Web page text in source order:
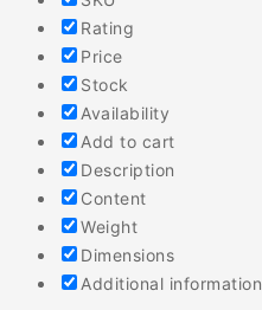
Rating
Price
Stock
Availability
Add to cart
Description
Content
Weight
Dimensions
Additional information